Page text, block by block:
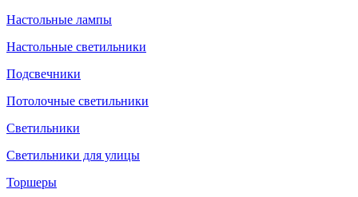
Настольные лампы
Настольные светильники
Подсвечники
Потолочные светильники
Светильники
Светильники для улицы
Торшеры